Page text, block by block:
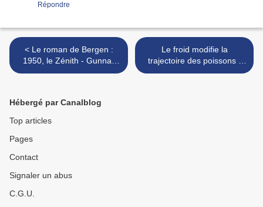
Répondre
< Le roman de Bergen :
1950, le Zénith - Gunnar
Staalesen
Le froid modifie la
trajectoire des poissons -
Pierre Szalowski >
Hébergé par Canalblog
Top articles
Pages
Contact
Signaler un abus
C.G.U.